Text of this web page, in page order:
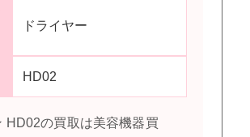
ドライヤー
HD02
HD02の買取は美容機器買